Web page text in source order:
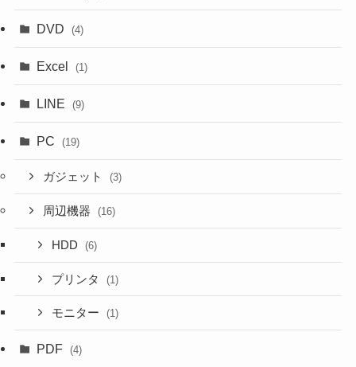
DVD (4)
Excel (1)
LINE (9)
PC (19)
ガジェット (3)
周辺機器 (16)
HDD (6)
プリンタ (1)
モニター (1)
PDF (4)